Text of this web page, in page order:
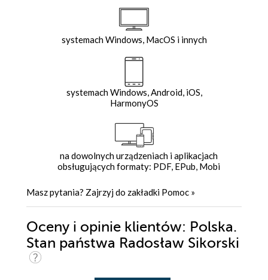
systemach Windows, MacOS i innych
systemach Windows, Android, iOS,
HarmonyOS
na dowolnych urządzeniach i aplikacjach
obsługujących formaty: PDF, EPub, Mobi
Masz pytania? Zajrzyj do zakładki Pomoc »
Oceny i opinie klientów: Polska.
Stan państwa Radosław Sikorski